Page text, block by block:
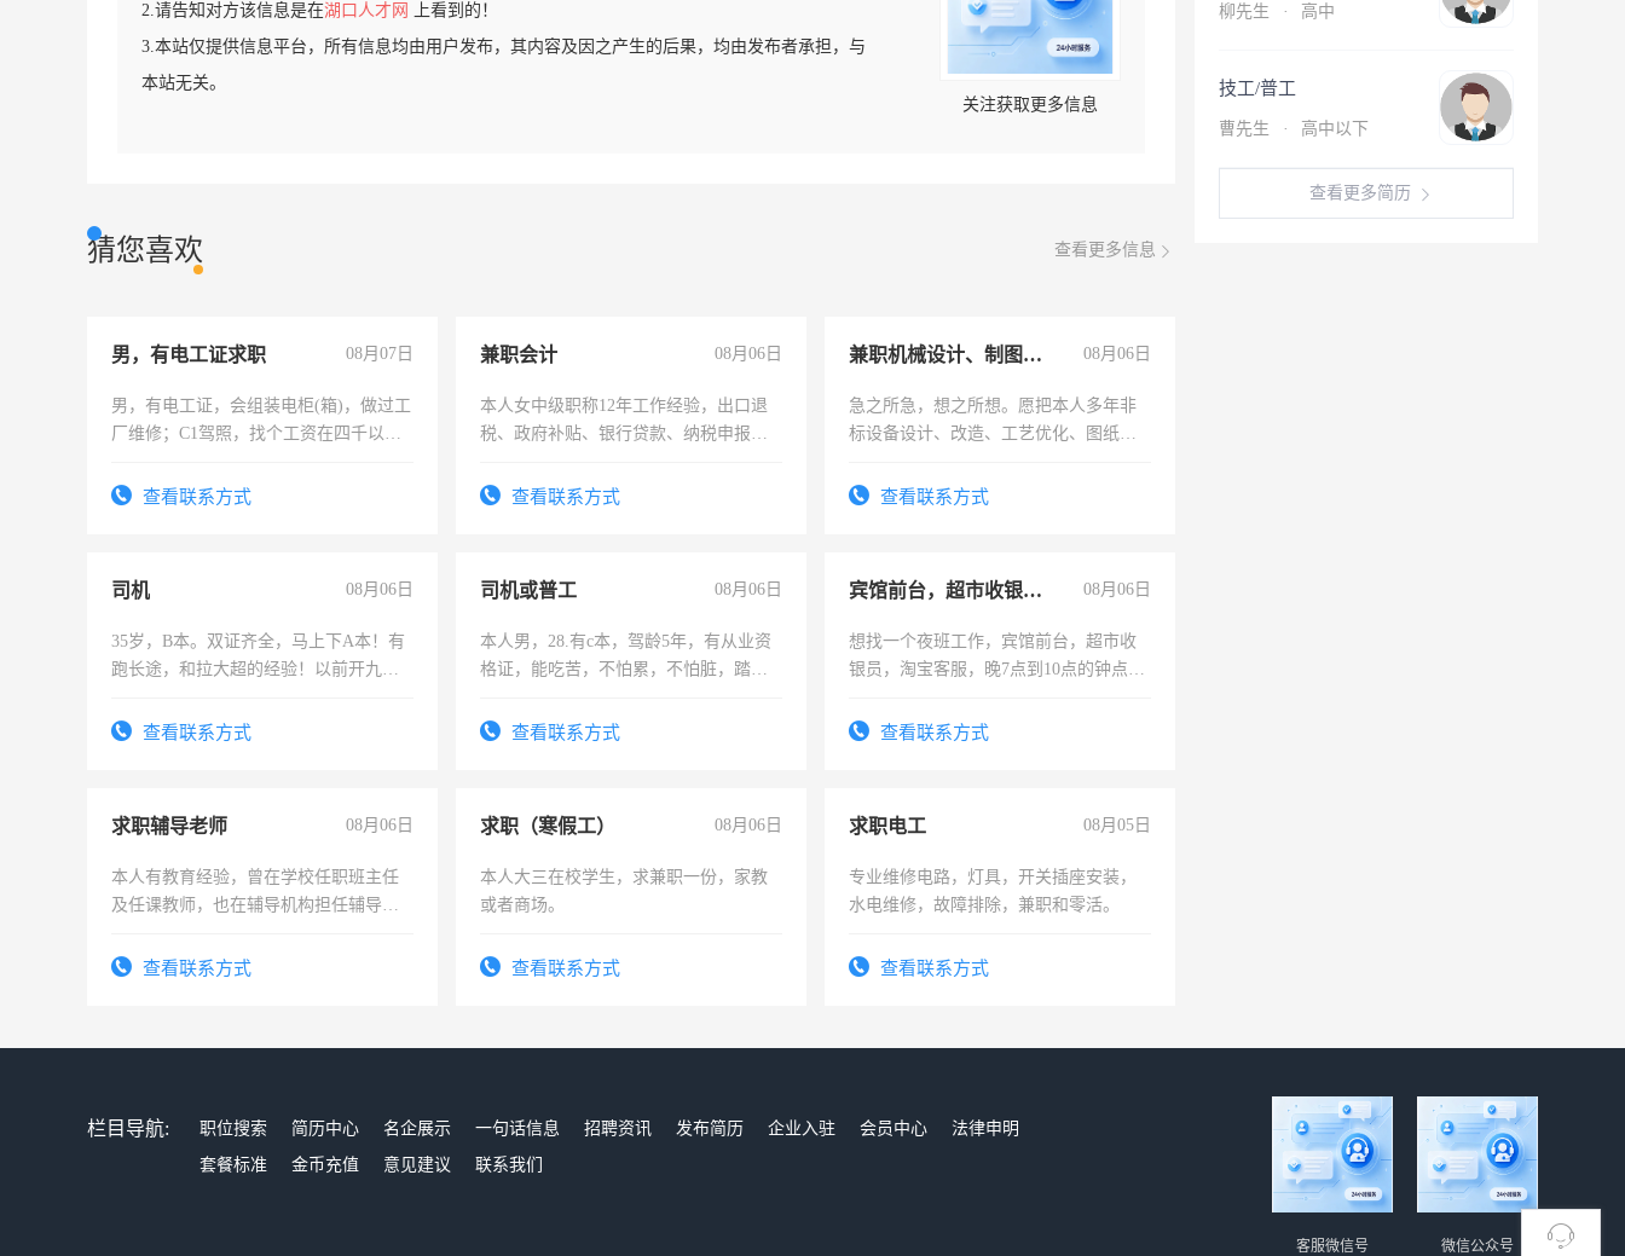
2.请告知对方该信息是在湖口人才网
上看到的！
3.本站仅提供信息平台，所有信息均由用户发布，其内容及因之产生的后果，均由发布者承担，与
本站无关。
关注获取更多信息
猜您喜欢 查看更多信息
男，有电工证求职 08月07日
男，有电工证，会组装电柜(箱)，做过工
厂维修；C1驾照，找个工资在四千以
电话查看联系方式
兼职会计 08月06日
本人女中级职称12年工作经验，出口退
税、政府补贴、银行贷款、纳税申报、
务，财务咨询等业务。欲求兼职会计工
查看联系方式
兼职机械设计、制图、设备改造 08月06日
急之所急，想之所想。愿把本人多年非
标设备设计、改造、工艺优化、图纸制
结识有识之士，共享未来。
查看联系方式
司机 08月06日
35岁，B本。双证齐全，马上下A本！有
跑长途，和拉大超的经验！以前开九米
查看联系方式
司机或普工 08月06日
本人男，28.有c本，驾龄5年，有从业资
格证，能吃苦，不怕累，不怕脏，踏
查看联系方式
宾馆前台，超市收银员，淘宝客服 08月06日
想找一个夜班工作，宾馆前台，超市收
银员，淘宝客服，晚7点到10点的钟点
号同微信查看联系方式
求职辅导老师 08月06日
本人有教育经验，曾在学校任职班主任
及任课教师，也在辅导机构担任辅导教
查看联系方式
求职（寒假工） 08月06日
本人大三在校学生，求兼职一份，家教
或者商场。
查看联系方式
求职电工 08月05日
专业维修电路，灯具，开关插座安装，
水电维修，故障排除，兼职和零活。
查看联系方式
柳先生 · 高中
技工/普工
曹先生 · 高中以下
查看更多简历
栏目导航: 职位搜索 简历中心 名企展示 一句话信息 招聘资讯 发布简历 企业入驻 会员中心
法律申明
套餐标准
金币充值 意见建议 联系我们
微信公众号
客服微信号